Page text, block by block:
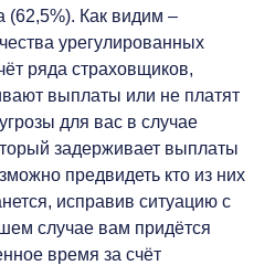
(62,5%). Как видим –
урегулированных
ряда страховщиков,
выплаты или не платят
для вас в случае
задерживает выплаты
предвидеть кто из них
исправив ситуацию с
случае вам придётся
время за счёт